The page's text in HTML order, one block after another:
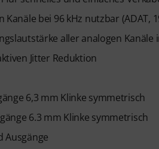
Kanäle bei 96 kHz nutzbar (ADAT,
aller analogen
Jitter Reduktion
6,3 mm Klinke symmetrisch
6.3 mm Klinke symmetrisch
Ausgänge